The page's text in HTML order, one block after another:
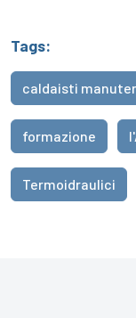
Tags:
caldaisti
formazione
Termoidraulici